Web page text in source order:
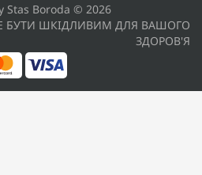
Stas Boroda © 2026
БУТИ ШКІДЛИВИМ ДЛЯ ВАШОГО
ЗДОРОВ'Я